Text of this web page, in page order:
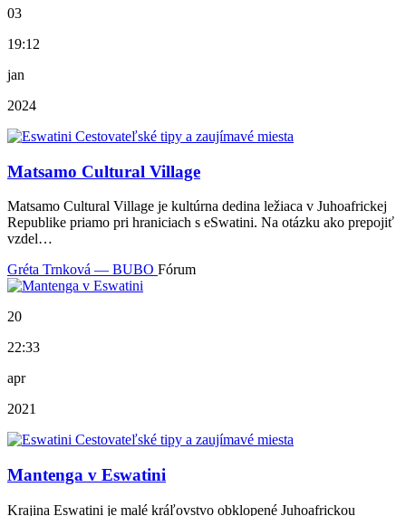
03
19:12
jan
2024
Matsamo Cultural Village
Matsamo Cultural Village je kultúrna dedina ležiaca v Juhoafrickej
Republike priamo pri hraniciach s eSwatini. Na otázku ako prepojiť
vzdel…
Gréta Trnková — BUBO Fórum
20
22:33
apr
2021
Mantenga v Eswatini
Krajina Eswatini je malé kráľovstvo obklopené Juhoafrickou